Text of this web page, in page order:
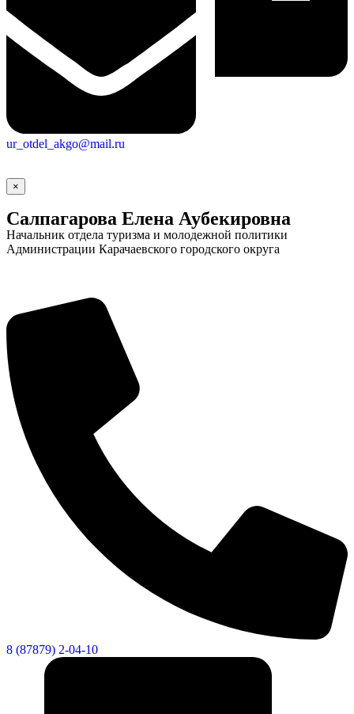
ur_otdel_akgo@mail.ru
×
Салпагарова Елена Аубекировна
Начальник отдела туризма и молодежной политики
Администрации Карачаевского городского округа
8 (87879) 2-04-10